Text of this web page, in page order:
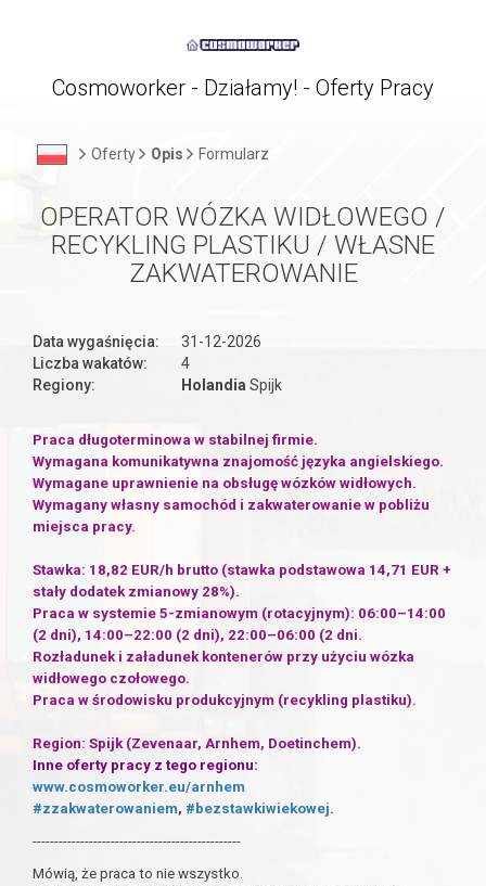
Cosmoworker - Działamy! - Oferty Pracy
Oferty Opis Formularz
OPERATOR WÓZKA WIDŁOWEGO /
RECYKLING PLASTIKU / WŁASNE
ZAKWATEROWANIE
Data wygaśnięcia:
31-12-2026
Liczba wakatów:
4
Regiony:
Holandia Spijk
Praca długoterminowa w stabilnej firmie.
Wymagana komunikatywna znajomość języka angielskiego.
Wymagane uprawnienie na obsługę wózków widłowych.
Wymagany własny samochód i zakwaterowanie w pobliżu
miejsca pracy.
Stawka: 18,82 EUR/h brutto (stawka podstawowa 14,71 EUR +
stały dodatek zmianowy 28%).
Praca w systemie 5-zmianowym (rotacyjnym): 06:00–14:00
(2 dni), 14:00–22:00 (2 dni), 22:00–06:00 (2 dni.
Rozładunek i załadunek kontenerów przy użyciu wózka
widłowego czołowego.
Praca w środowisku produkcyjnym (recykling plastiku).
Region: Spijk (Zevenaar, Arnhem, Doetinchem).
Inne oferty pracy z tego regionu:
www.cosmoworker.eu/arnhem
#zzakwaterowaniem, #bezstawkiwiekowej.
------------------------------------------------
Mówią, że praca to nie wszystko.